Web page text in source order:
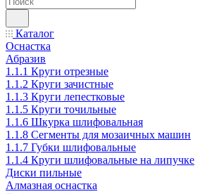
Каталог
Оснастка
Абразив
1.1.1 Круги отрезные
1.1.2 Круги зачистные
1.1.3 Круги лепестковые
1.1.5 Круги точильные
1.1.6 Шкурка шлифовальная
1.1.8 Сегменты для мозаичных машин
1.1.7 Губки шлифовальные
1.1.4 Круги шлифовальные на липучке
Диски пильные
Алмазная оснастка